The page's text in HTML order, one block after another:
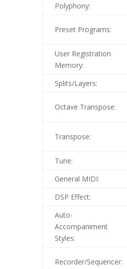
Polyphony:
Preset Programs:
User Registration
Memory:
Splits/Layers:
Octave Transpose:
Transpose:
Tune:
General MIDI:
DSP Effect:
Auto-
Accompaniment
Styles:
Recorder/Sequencer: